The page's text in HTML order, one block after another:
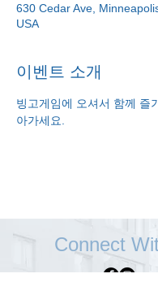
630 Cedar Ave,
USA
이벤트 소개
빙고게임에 오셔서 함께 즐
아가세요.
Connect